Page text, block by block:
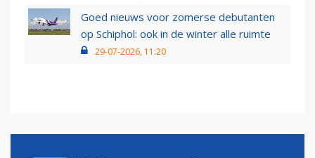
Goed nieuws voor zomerse debutanten
op Schiphol: ook in de winter alle ruimte
29-07-2026, 11:20